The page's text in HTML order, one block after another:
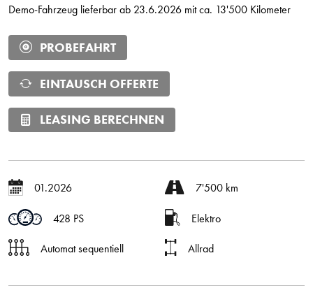
Demo-Fahrzeug lieferbar ab 23.6.2026 mit ca. 13'500 Kilometer
PROBEFAHRT
EINTAUSCH OFFERTE
LEASING BERECHNEN
01.2026 7'500 km
428 PS Elektro
Automat sequentiell Allrad